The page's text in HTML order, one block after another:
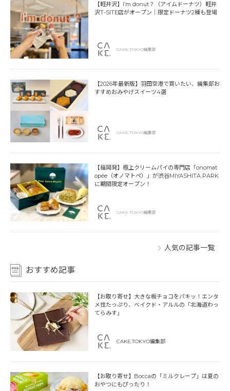
【軽井沢】I’m donut？（アイムドーナツ）軽井
沢T-SITE店がオープン｜限定ドーナツ2種も登場
CAKE.TOKYO編集部
【2026年最新版】羽田空港で買いたい、編集部お
すすめおみやげスイーツ4選
CAKE.TOKYO編集部
【福岡発】極上クリームパイの専門店「onomat
opée（オノマトペ）」が渋谷MIYASHITA PARK
に期間限定オープン！
CAKE.TOKYO編集部
人気の記事一覧
おすすめ記事
【お取り寄せ】大きな板チョコをパキッ！エンタ
メ性たっぷり、ベイクド・アルルの「北海道わっ
てらみす」
CAKE.TOKYO編集部
【お取り寄せ】Boccaの「ミルクレープ」は夏の
おやつにもぴったり！